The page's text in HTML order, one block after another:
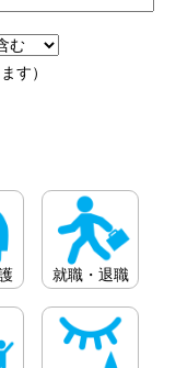
す）
就職・退職